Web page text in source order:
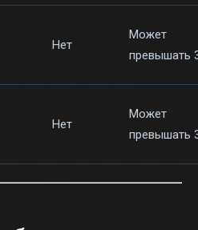
Нет
Может
превышать
Нет
Может
превышать